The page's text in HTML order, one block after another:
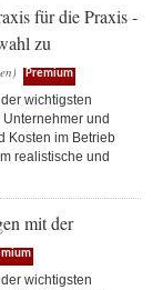
für die Praxis -
zu
Premium
wichtigsten
und
Kosten im Betrieb
realistische und
mit der
wichtigsten